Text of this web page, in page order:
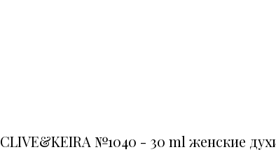
CLIVE&KEIRA №1040 - 30 ml женские